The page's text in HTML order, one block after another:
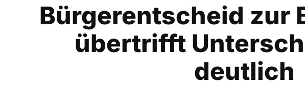
Bürgerentscheid zur
übertrifft
deutlich